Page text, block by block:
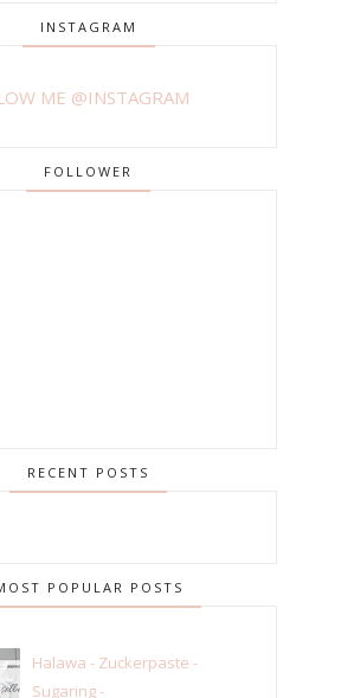
INSTAGRAM
ME @INSTAGRAM
FOLLOWER
RECENT POSTS
POPULAR POSTS
Halawa - Zuckerpaste -
Sugaring -